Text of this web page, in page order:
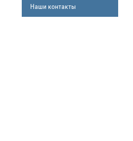
Наши контакты